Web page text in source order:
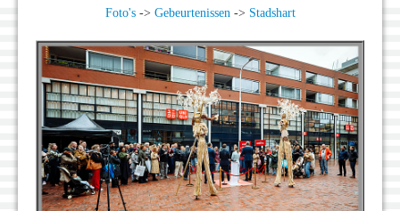
Foto's-> Gebeurtenissen-> Stadshart